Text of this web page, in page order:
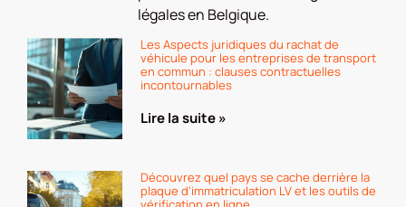
légales en Belgique.
Les Aspects juridiques du rachat de
véhicule pour les entreprises de transport
en commun : clauses contractuelles
incontournables
Lire la suite »
Découvrez quel pays se cache derrière la
plaque d’immatriculation LV et les outils de